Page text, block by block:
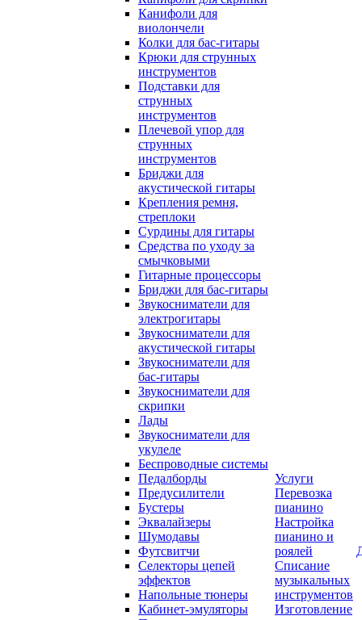
Канифоли для
виолончели
Колки для бас-гитары
Крюки для струнных
инструментов
Подставки для
струнных
инструментов
Плечевой упор для
струнных
инструментов
Бриджи для
акустической гитары
Крепления ремня,
стреплоки
Сурдины для гитары
Средства по уходу за
смычковыми
Гитарные процессоры
Бриджи для бас-гитары
Звукосниматели для
электрогитары
Звукосниматели для
акустической гитары
Звукосниматели для
бас-гитары
Звукосниматели для
скрипки
Лады
Звукосниматели для
укулеле
Беспроводные системы
Педалборды
Предусилители
Бустеры
Эквалайзеры
Шумодавы
Футсвитчи
Селекторы цепей
эффектов
Напольные тюнеры
Кабинет-эмуляторы
Услуги
Перевозка
пианино
Настройка
пианино и
роялей
Списание
музыкальных
инструментов
Изготовление